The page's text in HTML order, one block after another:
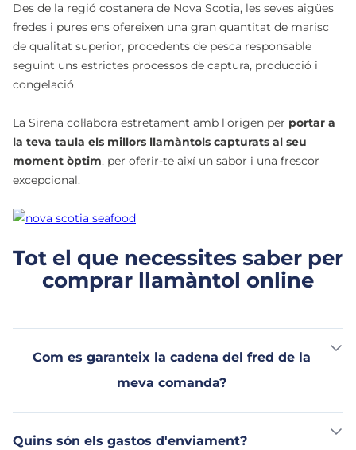
Des de la regió costanera de Nova Scotia, les seves aigües
fredes i pures ens ofereixen una gran quantitat de marisc
de qualitat superior, procedents de pesca responsable
seguint uns estrictes processos de captura, producció i
congelació.
La Sirena col·labora estretament amb l'origen per portar a
la teva taula els millors llamàntols capturats al seu
moment òptim, per oferir-te així un sabor i una frescor
excepcional.
Tot el que necessites saber per
comprar llamàntol online
Com es garanteix la cadena del fred de la
meva comanda?
Quins són els gastos d'enviament?